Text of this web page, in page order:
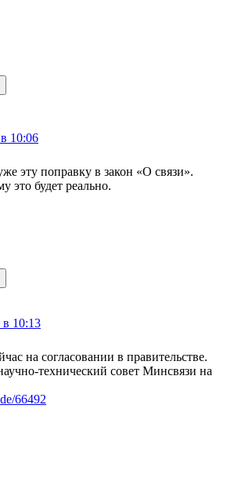
10:06
эту поправку в закон «О связи».
это будет реально.
10:13
на согласовании в правительстве.
технический совет Минсвязи на
66492